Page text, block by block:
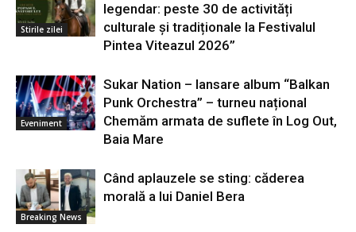
Stirile zilei
legendar: peste 30 de activități
culturale și tradiționale la Festivalul
Pintea Viteazul 2026”
Eveniment
Sukar Nation – lansare album “Balkan
Punk Orchestra” – turneu național
Chemăm armata de suflete în Log Out,
Baia Mare
Breaking News
Când aplauzele se sting: căderea
morală a lui Daniel Bera